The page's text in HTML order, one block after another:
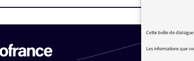
Cette boîte de
Les informations que